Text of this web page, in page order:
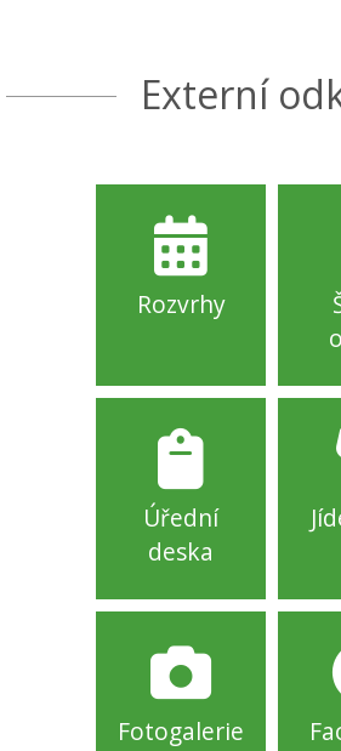
Externí
Rozvrhy
Úřední
deska
Fotogalerie